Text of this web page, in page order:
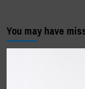
You may have